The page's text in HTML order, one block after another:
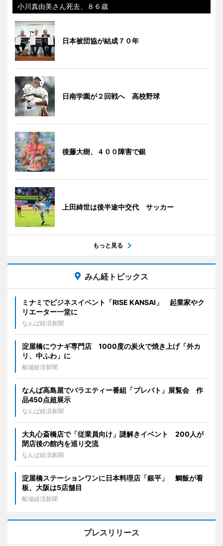
小川真由美さん死去、８６歳
日本被団協が結成７０年
日南学園が２回戦へ 高校野球
後藤大樹、４００障害で銀
上田綺世は後半途中交代 サッカー
もっと見る
みん経トピックス
ミナミでビジネスイベント「RISE KANSAI」 起業家やク
リエーター一堂に
なんば経済新聞
淀屋橋にウナギ専門店 1000度の炭火で焼き上げ「外カ
リ、中ふわ」に
船場経済新聞
なんば高島屋でバラエティー番組「プレバト」展覧会 作
品450点超展示
なんば経済新聞
大丸心斎橋店で「従業員向け」謎解きイベント 200人が
閉店後の館内を巡り交流
なんば経済新聞
淀屋橋ステーションワンに日本料理店「銀平」 鯛飯が看
板、大阪は5店舗目
船場経済新聞
プレスリリース